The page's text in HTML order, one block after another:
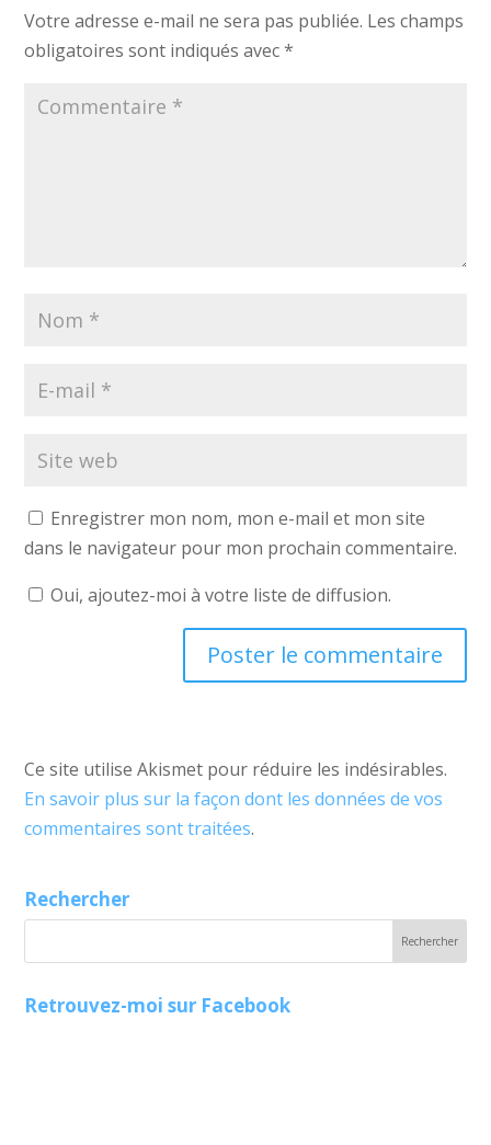
Votre adresse e-mail ne sera pas publiée. Les champs
obligatoires sont indiqués avec*
Enregistrer mon nom, mon e-mail et mon site
dans le navigateur pour mon prochain commentaire.
Oui, ajoutez-moi à votre liste de diffusion.
Ce site utilise Akismet pour réduire les indésirables.
En savoir plus sur la façon dont les données de vos
commentaires sont traitées.
Rechercher
Retrouvez-moi sur Facebook